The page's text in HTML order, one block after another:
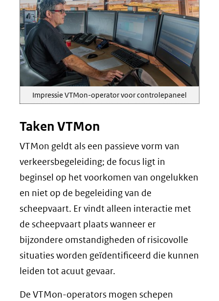
Impressie VTMon-operator voor controlepaneel
Taken VTMon
VTMon geldt als een passieve vorm van
verkeersbegeleiding; de focus ligt in
beginsel op het voorkomen van ongelukken
en niet op de begeleiding van de
scheepvaart. Er vindt alleen interactie met
de scheepvaart plaats wanneer er
bijzondere omstandigheden of risicovolle
situaties worden geïdentificeerd die kunnen
leiden tot acuut gevaar.
De VTMon-operators mogen schepen